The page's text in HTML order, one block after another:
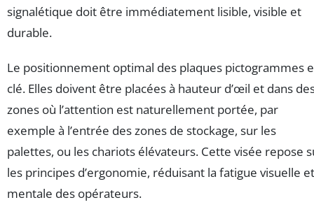
signalétique doit être immédiatement lisible, visible et
durable.
Le positionnement optimal des plaques pictogrammes
clé. Elles doivent être placées à hauteur d’œil et dans
zones où l’attention est naturellement portée, par
exemple à l’entrée des zones de stockage, sur les
palettes, ou les chariots élévateurs. Cette visée repose
les principes d’ergonomie, réduisant la fatigue visuelle et
mentale des opérateurs.